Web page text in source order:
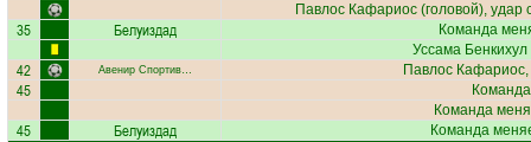
Павлос Кафариос(головой), удар
35 Белуиздад
Команда
Уссама Бенкихул
42 Авенир Спортив… Павлос Кафариос
45
Команда
45 Белуиздад Команда